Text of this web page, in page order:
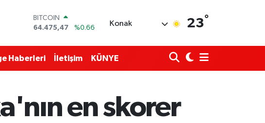
DOLAR
47,5971
%0.05
55,1336
%0.18
STERLİN
13.703
%0
BITCOIN
Konak 23°
Haberleri İletişim KÜNYE
en skorer